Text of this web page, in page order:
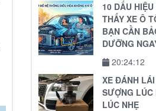
10 DẤU HIỆU
THẤY XE Ô
BẠN CẦN
DƯỠNG
20:24:12
XE ĐÁNH LÁI
SƯỢNG LÚC
LÚC NHẸ